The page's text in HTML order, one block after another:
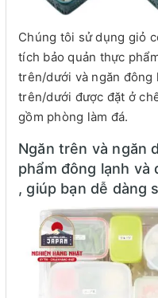
Chúng tôi sử dụng giỏ
tích bảo quản thực
trên/dưới và ngăn đông
trên/dưới được đặt ở
gồm phòng làm đá.
Ngăn trên và ngăn
phẩm đông lạnh và
, giúp bạn dễ dàng